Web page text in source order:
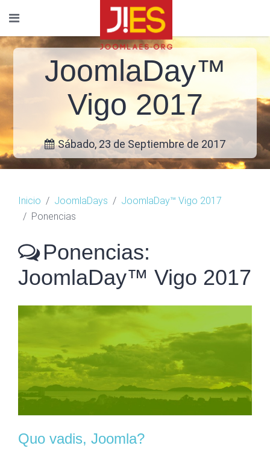
JoomlaDay™
Vigo 2017
Sábado, 23 de Septiembre de 2017
Inicio JoomlaDays
JoomlaDay™ Vigo 2017
Ponencias
Ponencias:
JoomlaDay™ Vigo 2017
Quo vadis, Joomla?